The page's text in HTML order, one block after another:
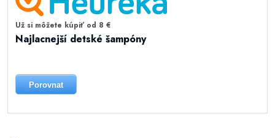
Už si môžete kúpiť od 8 €
Najlacnejší detské šampóny
Porovnat